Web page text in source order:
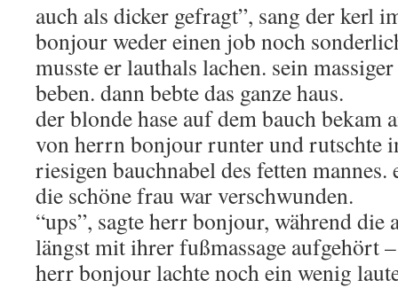
auch als dicker gefragt”, sang der kerl
bonjour weder einen job noch
musste er lauthals lachen. sein
beben. dann bebte das ganze haus.
der blonde hase auf dem bauch bekam
von herrn bonjour runter und rutschte
riesigen bauchnabel des fetten mannes.
die schöne frau war verschwunden.
“ups”, sagte herr bonjour, während die
längst mit ihrer fußmassage aufgehört
herr bonjour lachte noch ein wenig